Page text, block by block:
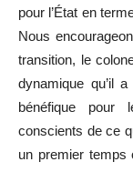
pour l’État en
Nous
transition, le
dynamique qu’il
bénéfique pour
conscients de ce
un premier temps